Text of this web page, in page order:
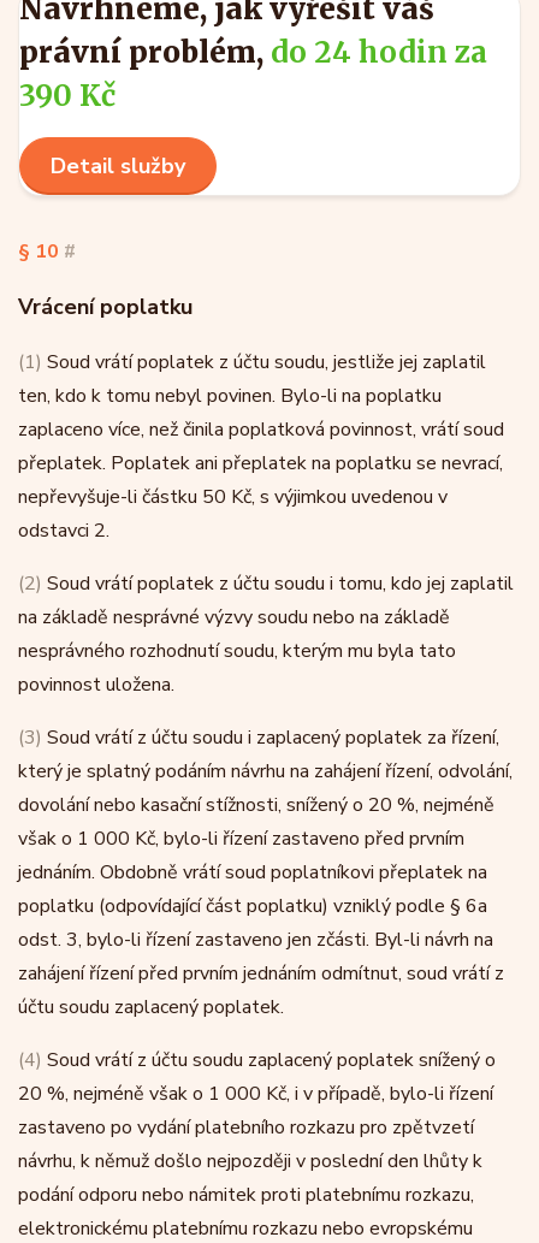
Navrhneme, jak vyřešit váš
právní problém, do 24 hodin za
390 Kč
Detail služby
§ 10 #
Vrácení poplatku
(1) Soud vrátí poplatek z účtu soudu, jestliže jej zaplatil
ten, kdo k tomu nebyl povinen. Bylo-li na poplatku
zaplaceno více, než činila poplatková povinnost, vrátí soud
přeplatek. Poplatek ani přeplatek na poplatku se nevrací,
nepřevyšuje-li částku 50 Kč, s výjimkou uvedenou v
odstavci 2.
(2) Soud vrátí poplatek z účtu soudu i tomu, kdo jej zaplatil
na základě nesprávné výzvy soudu nebo na základě
nesprávného rozhodnutí soudu, kterým mu byla tato
povinnost uložena.
(3) Soud vrátí z účtu soudu i zaplacený poplatek za řízení,
který je splatný podáním návrhu na zahájení řízení, odvolání,
dovolání nebo kasační stížnosti, snížený o 20 %, nejméně
však o 1 000 Kč, bylo-li řízení zastaveno před prvním
jednáním. Obdobně vrátí soud poplatníkovi přeplatek na
poplatku (odpovídající část poplatku) vzniklý podle § 6a
odst. 3, bylo-li řízení zastaveno jen zčásti. Byl-li návrh na
zahájení řízení před prvním jednáním odmítnut, soud vrátí z
účtu soudu zaplacený poplatek.
(4) Soud vrátí z účtu soudu zaplacený poplatek snížený o
20 %, nejméně však o 1 000 Kč, i v případě, bylo-li řízení
zastaveno po vydání platebního rozkazu pro zpětvzetí
návrhu, k němuž došlo nejpozději v poslední den lhůty k
podání odporu nebo námitek proti platebnímu rozkazu,
elektronickému platebnímu rozkazu nebo evropskému